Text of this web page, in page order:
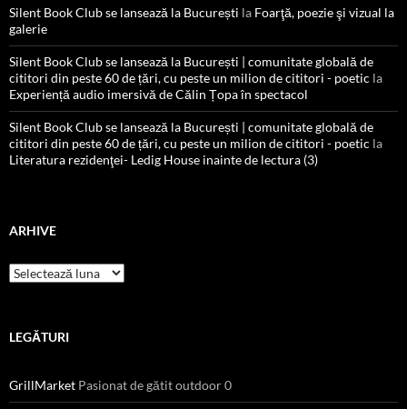
Silent Book Club se lansează la București la Foarţă, poezie şi vizual la
galerie
Silent Book Club se lansează la București | comunitate globală de
cititori din peste 60 de țări, cu peste un milion de cititori - poetic la
Experiență audio imersivă de Călin Țopa în spectacol
Silent Book Club se lansează la București | comunitate globală de
cititori din peste 60 de țări, cu peste un milion de cititori - poetic la
Literatura rezidenţei- Ledig House inainte de lectura (3)
ARHIVE
Arhive
LEGĂTURI
GrillMarket Pasionat de gătit outdoor 0